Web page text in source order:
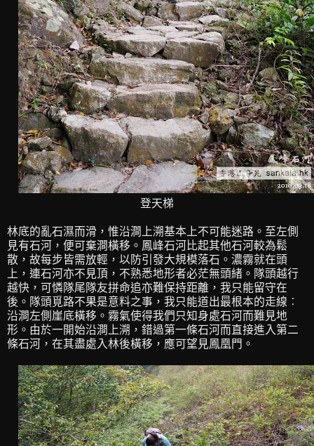
登天梯
林底的亂石濕而滑，惟沿澗上溯基本上不可能迷路。至左側
見有石河，便可棄澗橫移。鳳峰石河比起其他石河較為鬆
散，故每步皆需放輕，以防引發大規模落石。濃霧就在頭
上，連石河亦不見頂，不熟悉地形者必茫無頭緒。隊頭越行
越快，可憐隊尾隊友拼命追亦難保持距離，我只能留守在
後。隊頭覓路不果是意料之事，我只能道出最根本的走線︰
沿澗左側崖底橫移。霧氣使得我們只知身處石河而難見地
形。由於一開始沿澗上溯，錯過第一條石河而直接進入第二
條石河，在其盡處入林後橫移，應可望見鳳凰門。